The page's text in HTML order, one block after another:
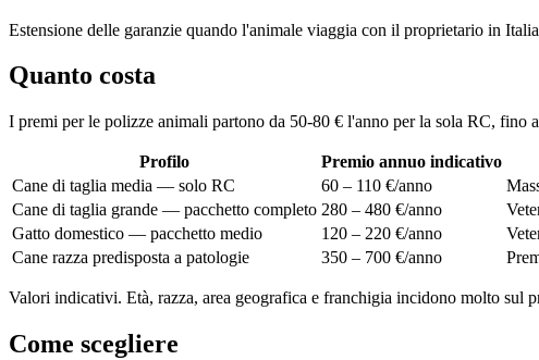
Estensione delle garanzie quando l'animale viaggia con il proprietario in
Quanto costa
I premi per le polizze animali partono da 50-80 € l'anno per la sola RC, fino
Profilo Premio annuo indicativo
Cane di taglia media — solo RC
60 – 110 €/anno
Cane di taglia grande — pacchetto completo 280 – 480 €/anno
Gatto domestico — pacchetto medio
120 – 220 €/anno
Cane razza predisposta a patologie
350 – 700 €/anno
Valori indicativi. Età, razza, area geografica e franchigia incidono molto sul
Come scegliere